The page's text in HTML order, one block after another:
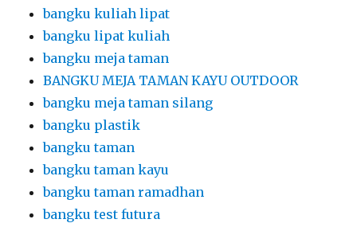
bangku kuliah lipat
bangku lipat kuliah
bangku meja taman
BANGKU MEJA TAMAN KAYU OUTDOOR
bangku meja taman silang
bangku plastik
bangku taman
bangku taman kayu
bangku taman ramadhan
bangku test futura